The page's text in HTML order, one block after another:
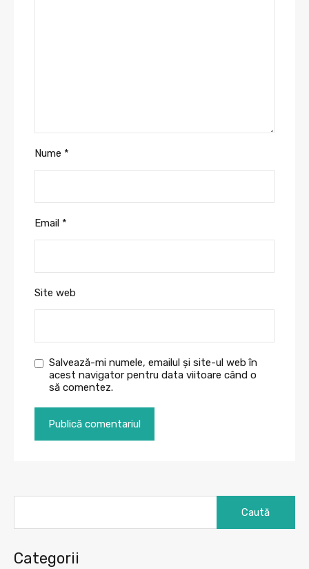
Nume *
Email *
Site web
Salvează-mi numele, emailul și site-ul web în
acest navigator pentru data viitoare când o
să comentez.
Categorii